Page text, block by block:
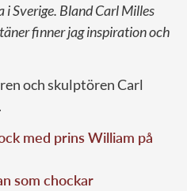
Sverige. Bland Carl Milles
finner jag inspiration och
och skulptören Carl
med prins William på
som chockar